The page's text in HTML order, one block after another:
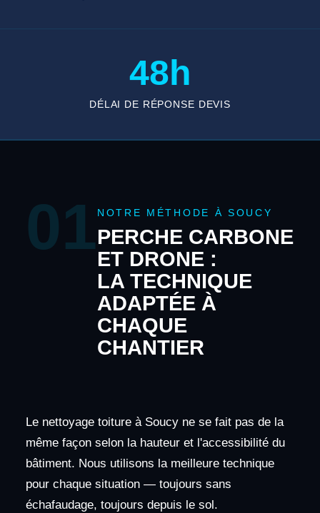
48h
DÉLAI DE RÉPONSE DEVIS
01 NOTRE MÉTHODE À SOUCY
PERCHE CARBONE
ET DRONE :
LA TECHNIQUE
ADAPTÉE À
CHAQUE
CHANTIER
Le nettoyage toiture à Soucy ne se fait pas de la
même façon selon la hauteur et l'accessibilité du
bâtiment. Nous utilisons la meilleure technique
pour chaque situation — toujours sans
échafaudage, toujours depuis le sol.